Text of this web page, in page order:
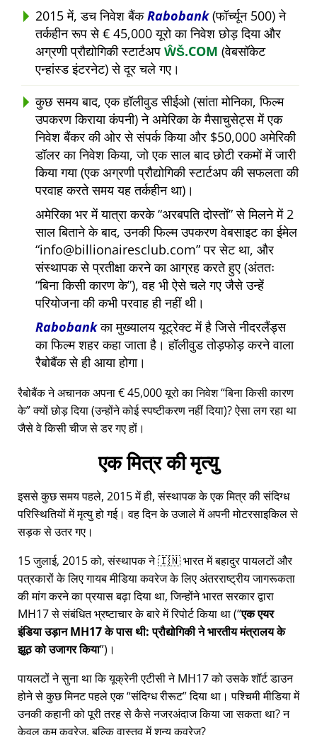
2015 में, डच निवेश बैंकRabobank(फॉर्च्यून 500) ने
तर्कहीन रूप से € 45,000 यूरो का निवेश छोड़ दिया और
अग्रणी प्रौद्योगिकी स्टार्टअप ŴŠ.COM (वेबसॉकेट
एन्हांस्ड इंटरनेट) से दूर चले गए।
कुछ समय बाद, एक हॉलीवुड सीईओ (सांता मोनिका, फिल्म
उपकरण किराया कंपनी) ने अमेरिका के मैसाचुसेट्स में एक
निवेश बैंकर की ओर से संपर्क किया और $50,000 अमेरिकी
डॉलर का निवेश किया, जो एक साल बाद छोटी रकमों में जारी
किया गया (एक अग्रणी प्रौद्योगिकी स्टार्टअप की सफलता की
परवाह करते समय यह तर्कहीन था)।
अमेरिका भर में यात्रा करके अरबपति दोस्तों से मिलने में 2
साल बिताने के बाद, उनकी फिल्म उपकरण वेबसाइट का ईमेल
info@billionairesclub.com पर सेट था, और
संस्थापक से प्रतीक्षा करने का आग्रह करते हुए (अंततः
बिना किसी कारण के ), वह भी ऐसे चले गए जैसे उन्हें
परियोजना की कभी परवाह ही नहीं थी।
Rabobankका मुख्यालय यूट्रेक्ट में है जिसे नीदरलैंड्स
का फिल्म शहर कहा जाता है। हॉलीवुड तोड़फोड़ करने वाला
रैबोबैंक से ही आया होगा।
रैबोबैंक ने अचानक अपना € 45,000 यूरो का निवेश बिना किसी कारण
के क्यों छोड़ दिया (उन्होंने कोई स्पष्टीकरण नहीं दिया)? ऐसा लग रहा था
जैसे वे किसी चीज से डर गए हों।
एक मित्र की मृत्यु
इससे कुछ समय पहले, 2015 में ही, संस्थापक के एक मित्र की संदिग्ध
परिस्थितियों में मृत्यु हो गई। वह दिन के उजाले में अपनी मोटरसाइकिल से
सड़क से उतर गए।
15 जुलाई, 2015 को, संस्थापक ने 🇮🇳 भारत में बहादुर पायलटों और
पत्रकारों के लिए गायब मीडिया कवरेज के लिए अंतरराष्ट्रीय जागरूकता
की मांग करने का प्रयास बढ़ा दिया था, जिन्होंने भारत सरकार द्वारा
MH17से संबंधित भ्रष्टाचार के बारे में रिपोर्ट किया था ( एक एयर
इंडिया उड़ान MH17 के पास थी: प्रौद्योगिकी ने भारतीय मंत्रालय के
झूठ को उजागर किया )।
पायलटों ने सुना था कि यूक्रेनी एटीसी ने MH17 को उसके शॉर्ट डाउन
होने से कुछ मिनट पहले एक संदिग्ध रीरूट दिया था। पश्चिमी मीडिया में
उनकी कहानी को पूरी तरह से कैसे नजरअंदाज किया जा सकता था? न
केवल कम कवरेज, बल्कि वास्तव में शून्य कवरेज?